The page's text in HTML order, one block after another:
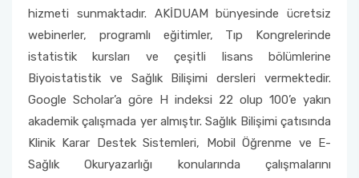
hizmeti sunmaktadır. AKİDUAM bünyesinde ücretsiz
webinerler, programlı eğitimler, Tıp Kongrelerinde
istatistik kursları ve çeşitli lisans bölümlerine
Biyoistatistik ve Sağlık Bilişimi dersleri vermektedir.
Google Scholar’a göre H indeksi 22 olup 100’e yakın
akademik çalışmada yer almıştır. Sağlık Bilişimi çatısında
Klinik Karar Destek Sistemleri, Mobil Öğrenme ve E-
Sağlık Okuryazarlığı konularında çalışmalarını